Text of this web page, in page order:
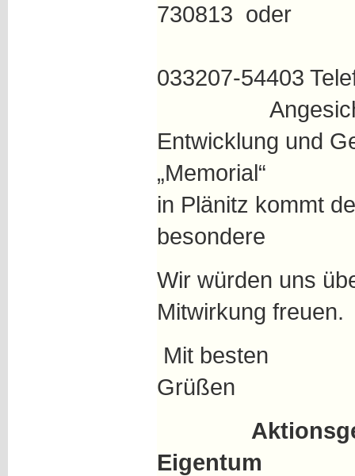
730813 oder
033207-54403
Angesichts
Entwicklung und
„Memorial“
in Plänitz kommt
besondere
Wir würden uns
Mitwirkung
Mit besten
Eigentum